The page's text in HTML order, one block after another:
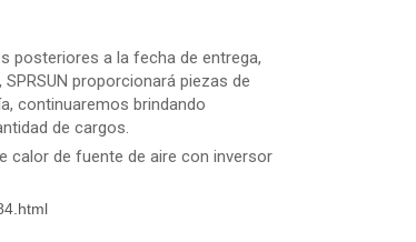
posteriores a la fecha de entrega,
proporcionará piezas de
continuaremos brindando
de cargos.
calor de fuente de aire con inversor